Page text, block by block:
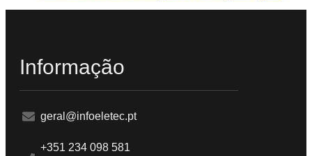
Informação
geral@infoeletec.pt
+351 234 098 581